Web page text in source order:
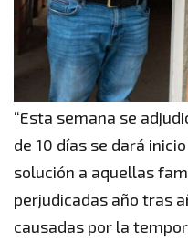
“Esta semana se
de 10 días se dará
solución a aquellas
perjudicadas año tras
causadas por la